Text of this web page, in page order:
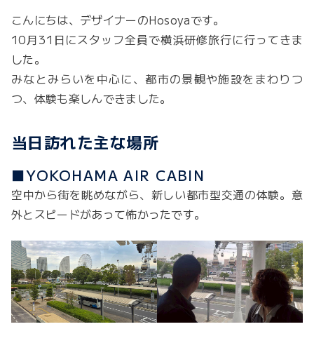
こんにちは、デザイナーのHosoyaです。
10月31日にスタッフ全員で横浜研修旅行に行ってきま
した。
みなとみらいを中心に、都市の景観や施設をまわりつ
つ、体験も楽しんできました。
当日訪れた主な場所
■YOKOHAMA AIR CABIN
空中から街を眺めながら、新しい都市型交通の体験。意
外とスピードがあって怖かったです。